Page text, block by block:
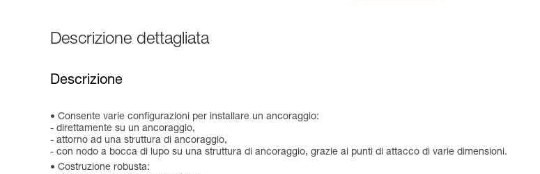
Descrizione dettagliata
Descrizione
Consente varie configurazioni per installare un ancoraggio:
- direttamente su un ancoraggio,
- attorno ad una struttura di ancoraggio,
- con nodo a bocca di lupo su una struttura di ancoraggio, grazie ai punti di attacco di varie dimensioni.
Costruzione robusta: